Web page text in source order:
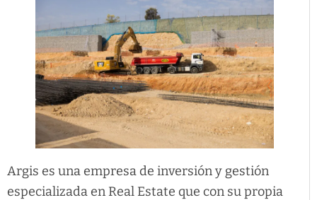
Argis es una empresa de inversión y gestión
especializada en Real Estate que con su propia